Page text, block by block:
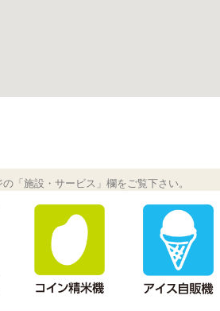
「施設・サービス」欄をご覧下さい。